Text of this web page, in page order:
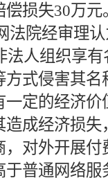
偿损失30万元
法院经审理
法人组织享
式侵害其
定的经济
成经济损
对外开展
普通网络